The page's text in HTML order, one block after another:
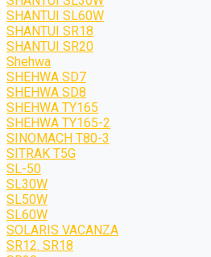
SHANTUI SL60W
SHANTUI SR18
SHANTUI SR20
Shehwa
SHEHWA SD7
SHEHWA SD8
SHEHWA TY165
SHEHWA TY165-2
SINOMACH T80-3
SITRAK T5G
SL-50
SL30W
SL50W
SL60W
SOLARIS VACANZA
SR12. SR18